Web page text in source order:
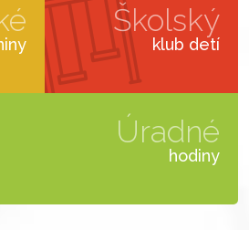
Školský
klub detí
Úradné
hodiny